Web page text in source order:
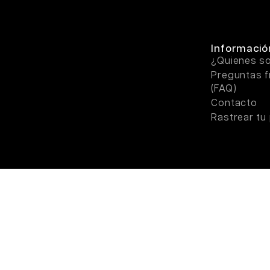
¿Quienes
Preguntas
(FAQ)
Contacto
Rastrear tu